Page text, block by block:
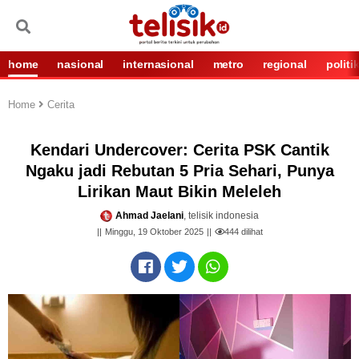
home nasional internasional metro regional politik
Home Cerita
Kendari Undercover: Cerita PSK Cantik
Ngaku jadi Rebutan 5 Pria Sehari, Punya
Lirikan Maut Bikin Meleleh
Ahmad Jaelani, telisik indonesia
Minggu, 19 Oktober 2025 444dilihat